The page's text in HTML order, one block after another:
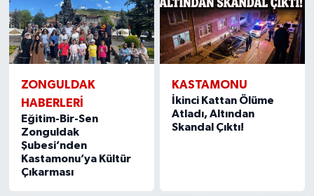
ZONGULDAK
HABERLERI
Eğitim-Bir-Sen
Zonguldak
Şubesi’nden
Kastamonu’ya Kültür
Çıkarması
KASTAMONU
İkinci Kattan Ölüme
Atladı, Altından
Skandal Çıktı!